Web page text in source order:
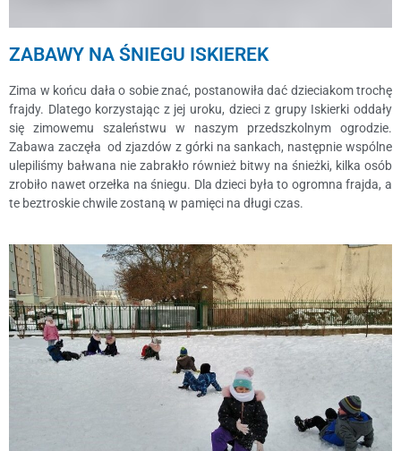
ZABAWY NA ŚNIEGU ISKIEREK
Zima w końcu dała o sobie znać, postanowiła dać dzieciakom trochę
frajdy. Dlatego korzystając z jej uroku, dzieci z grupy Iskierki oddały
się zimowemu szaleństwu w naszym przedszkolnym ogrodzie.
Zabawa zaczęła od zjazdów z górki na sankach, następnie wspólne
ulepiliśmy bałwana nie zabrakło również bitwy na śnieżki, kilka osób
zrobiło nawet orzełka na śniegu. Dla dzieci była to ogromna frajda, a
te beztroskie chwile zostaną w pamięci na długi czas.